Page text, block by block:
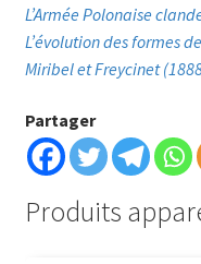
L’Armée Polonaise
L’évolution des formes
Miribel et Freycinet
Partager
Produits